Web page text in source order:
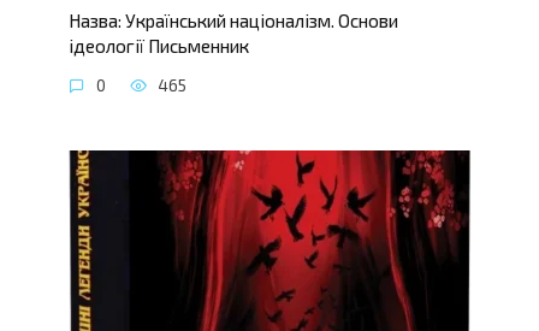
Назва: Український націоналізм. Основи
ідеології Письменник
0 465